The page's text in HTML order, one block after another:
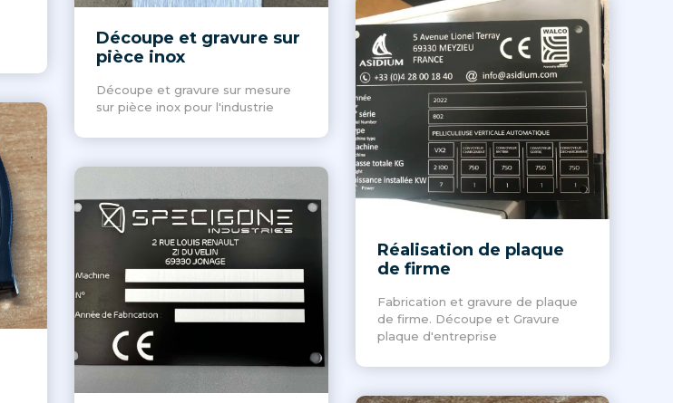
Découpe et gravure sur
pièce inox
Découpe et gravure sur mesure
sur pièce inox pour l'industrie
Réalisation de plaque
de firme
Fabrication et gravure de plaque
de firme. Découpe et Gravure
plaque d'entreprise